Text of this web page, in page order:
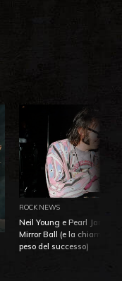
ROCK NEWS
Neil Young e Pearl Jam: la
Mirror Ball (e la chiamata
peso del successo)